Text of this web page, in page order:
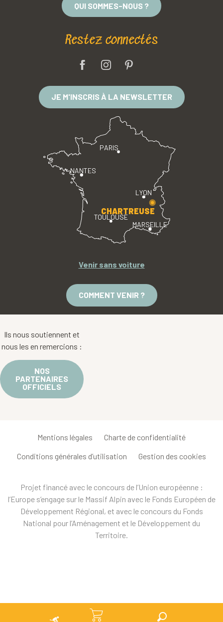
QUI SOMMES-NOUS ?
Restez connectés
JE M'INSCRIS À LA NEWSLETTER
PARIS
LYON
TOULOUSE
MARSEILLE
NANTES
CHARTREUSE
Venir sans voiture
COMMENT VENIR ?
Ils nous soutiennent et
nous les en remercions :
NOS
PARTENAIRES
OFFICIELS
Mentions légales Charte de confidentialité
Conditions générales d’utilisation Gestion des cookies
Projet financé avec le concours de l’Union européenne :
l’Europe s’engage sur le Massif Alpin avec le Fonds Européen de
Développement Régional, et avec le concours du Fonds
National pour l’Aménagement et le Développement du
Territoire.